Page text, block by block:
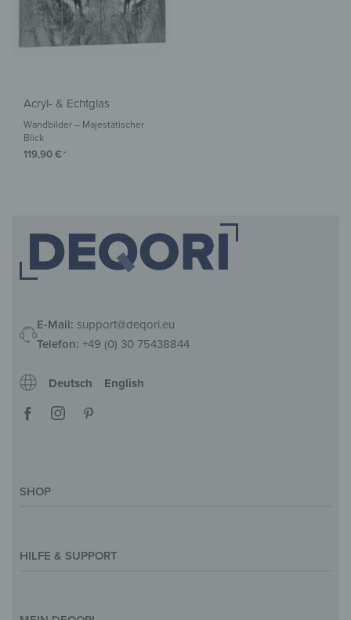
Acryl- & Echtglas
Wandbilder – Majestätischer
Blick
119,90€ *
E-Mail: support@deqori.eu
Telefon: +49 (0) 30 75438844
Deutsch English
SHOP
Motive & Themenwelt
HILFE & SUPPORT